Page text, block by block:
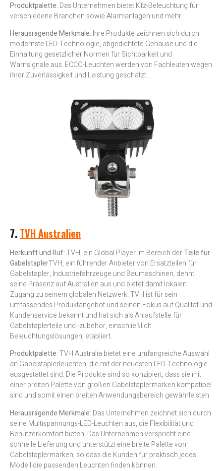
Produktpalette: Das Unternehmen bietet Kfz-Beleuchtung für
verschiedene Branchen sowie Alarmanlagen und mehr.
Herausragende Merkmale: Ihre Produkte zeichnen sich durch
modernste LED-Technologie, abgedichtete Gehäuse und die
Einhaltung gesetzlicher Normen für Sichtbarkeit und
Warnsignale aus. ECCO-Leuchten werden von Fachleuten wegen
ihrer Zuverlässigkeit und Leistung geschätzt...
7. TVH Australien
Herkunft und Ruf:TVH, ein Global Player im Bereich derTeile für
GabelstaplerTVH, ein führender Anbieter von Ersatzteilen für
Gabelstapler, Industriefahrzeuge und Baumaschinen, dehnt
seine Präsenz auf Australien aus und bietet damit lokalen
Zugang zu seinem globalen Netzwerk. TVH ist für sein
umfassendes Produktangebot und seinen Fokus auf Qualität und
Kundenservice bekannt und hat sich als Anlaufstelle für
Gabelstaplerteile und -zubehör, einschließlich
Beleuchtungslösungen, etabliert.
Produktpalette: TVH Australia bietet eine umfangreiche Auswahl
an Gabelstaplerleuchten, die mit der neuesten LED-Technologie
ausgestattet sind. Die Produkte sind so konzipiert, dass sie mit
einer breiten Palette von großen Gabelstaplermarken kompatibel
sind und somit einen breiten Anwendungsbereich gewährleisten.
Herausragende Merkmale: Das Unternehmen zeichnet sich durch
seine Multispannungs-LED-Leuchten aus, die Flexibilität und
Benutzerkomfort bieten. Das Unternehmen verspricht eine
schnelle Lieferung und unterstützt eine breite Palette von
Gabelstaplermarken, so dass die Kunden für praktisch jedes
Modell die passenden Leuchten finden können.